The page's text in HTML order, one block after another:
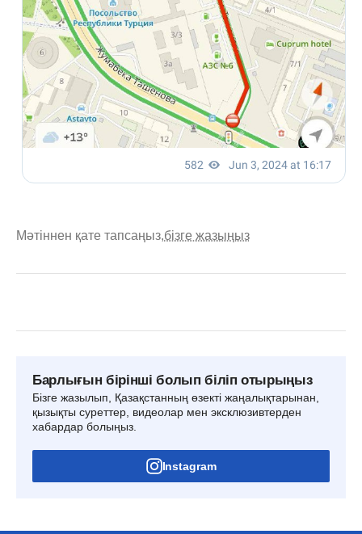
Мәтіннен қате тапсаңыз,бізге жазыңыз
Барлығын бірінші болып біліп отырыңыз
Бізге жазылып, Қазақстанның өзекті жаңалықтарынан,
қызықты суреттер, видеолар мен эксклюзивтерден
хабардар болыңыз.
Instagram